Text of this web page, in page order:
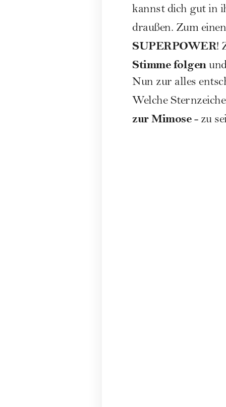
kannst dich gut in
draußen. Zum
SUPERPOWER!
Stimme folgen
Nun zur alles
Welche
zur Mimose- zu